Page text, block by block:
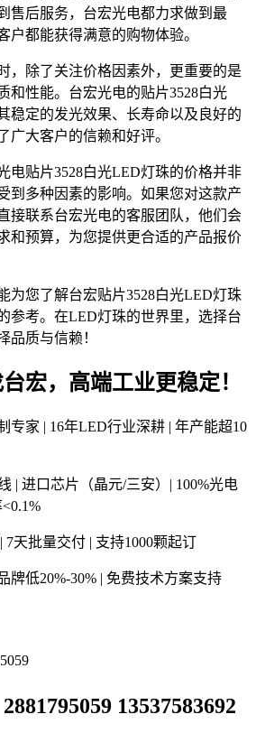
售后服务，台宏光电都力求做到最
户都能获得满意的购物体验。
，除了关注价格因素外，更重要的是
和性能。台宏光电的贴片3528白光
稳定的发光效果、长寿命以及良好的
广大客户的信赖和好评。
电贴片3528白光LED灯珠的价格并非
到多种因素的影响。如果您对这款产
接联系台宏光电的客服团队，他们会
和预算，为您提供更合适的产品报价
为您了解台宏贴片3528白光LED灯珠
参考。在LED灯珠的世界里，选择台
品质与信赖！
宏，高端工业更稳定！
专家 | 16年LED行业深耕 | 年产能超10
| 进口芯片（晶元/三安）| 100%光电
7天批量交付 | 支持1000颗起订
牌低20%-30% | 免费技术方案支持
13537583692